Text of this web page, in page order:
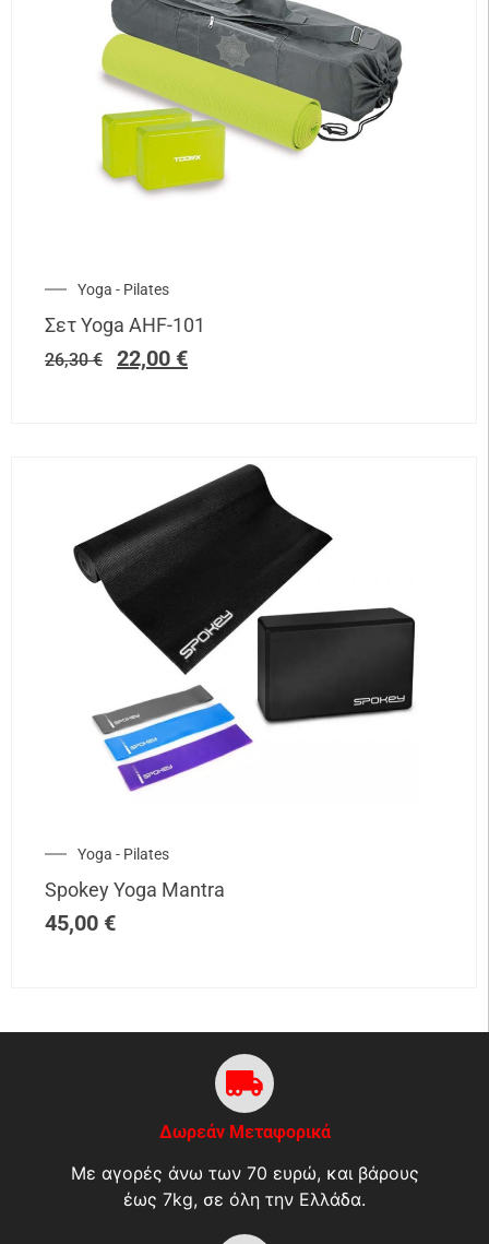
Yoga - Pilates
Σετ Yoga AHF-101
26,30€ 22,00 €
Yoga - Pilates
Spokey Yoga Mantra
45,00 €
Δωρεάν Μεταφορικά
Με αγορές άνω των 70 ευρώ, και βάρους
έως 7kg, σε όλη την Ελλάδα.